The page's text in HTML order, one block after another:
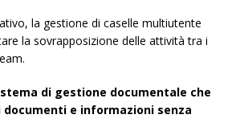
la gestione di caselle multiutente
la sovrapposizione delle attività tra i
di gestione documentale che
e informazioni senza